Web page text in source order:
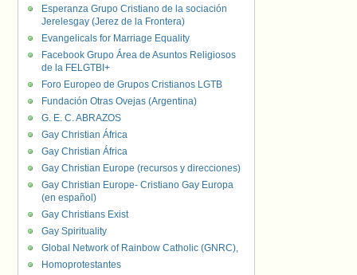
Esperanza Grupo Cristiano de la sociación
Jerelesgay (Jerez de la Frontera)
Evangelicals for Marriage Equality
Facebook Grupo Área de Asuntos Religiosos
de la FELGTBI+
Foro Europeo de Grupos Cristianos LGTB
Fundación Otras Ovejas (Argentina)
G. E. C. ABRAZOS
Gay Christian África
Gay Christian África
Gay Christian Europe (recursos y direcciones)
Gay Christian Europe- Cristiano Gay Europa
(en español)
Gay Christians Exist
Gay Spirituality
Global Network of Rainbow Catholic (GNRC),
Homoprotestantes